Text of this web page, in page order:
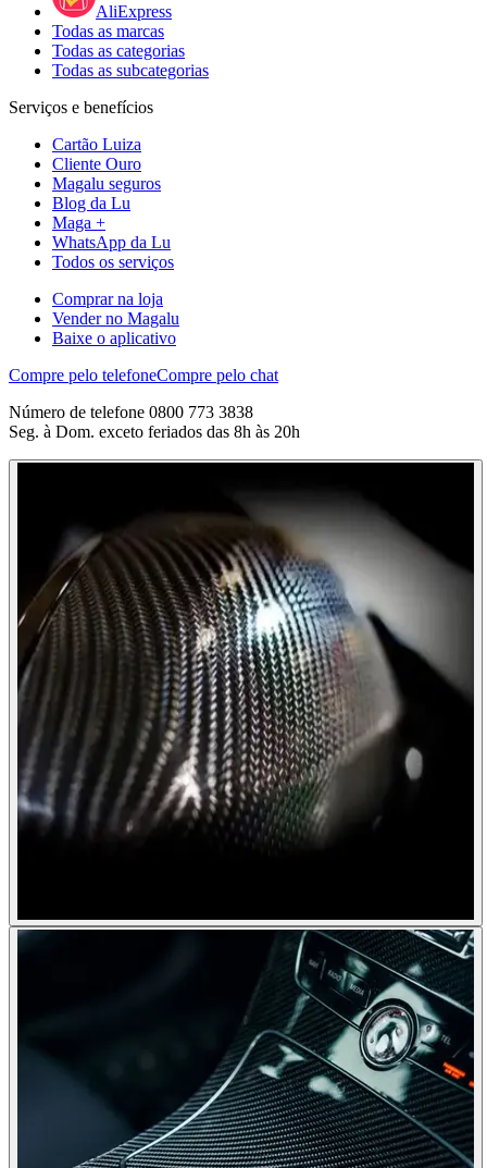
AliExpress
Todas as marcas
Todas as categorias
Todas as subcategorias
Serviços e benefícios
Cartão Luiza
Cliente Ouro
Magalu seguros
Blog da Lu
Maga +
WhatsApp da Lu
Todos os serviços
Comprar na loja
Vender no Magalu
Baixe o aplicativo
Compre pelo telefoneCompre pelo chat
Número de telefone 0800 773 3838
Seg. à Dom. exceto feriados das 8h às 20h